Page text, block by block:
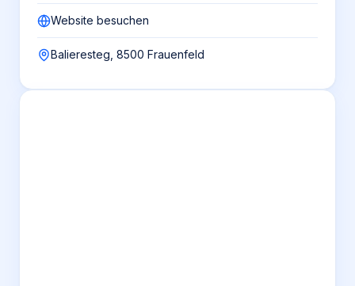
Website besuchen
Balieresteg, 8500 Frauenfeld